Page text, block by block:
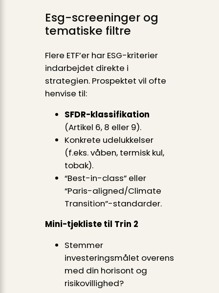
Esg-screeninger og
tematiske filtre
Flere ETF’er har ESG-kriterier
indarbejdet direkte i
strategien. Prospektet vil ofte
henvise til:
SFDR-klassifikation
(Artikel 6, 8 eller 9).
Konkrete udelukkelser
(f.eks. våben, termisk kul,
tobak).
“Best-in-class” eller
“Paris-aligned/Climate
Transition”-standarder.
Mini-tjekliste til Trin 2
Stemmer
investeringsmålet overens
med din horisont og
risikovillighed?